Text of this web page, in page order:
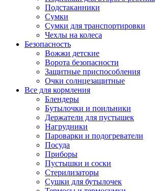
Подстаканники
Сумки
Сумки для транспортировки
Чехлы на колеса
Безопасность
Вожжи детские
Ворота безопасности
Защитные приспособления
Очки солнцезащитные
Все для кормления
Блендеры
Бутылочки и поильники
Держатели для пустышек
Нагрудники
Пароварки и подогреватели
Посуда
Приборы
Пустышки и соски
Стерилизаторы
Сушки для бутылочек